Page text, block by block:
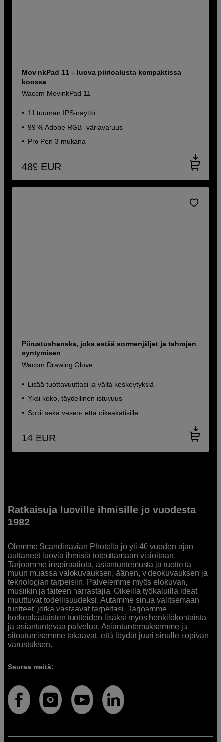
MovinkPad 11 – luova piirtoalusta kompaktissa
koossa
Wacom MovinkPad 11
11 tuuman IPS-näyttö
99 % Adobe RGB -väriavaruus
Pro Pen 3 mukana
489 EUR
Piirustushanska, joka estää sormenjäljet ja tahrojen
syntymisen
Wacom Drawing Glove
Lisää tuottavuuttasi ja vältä keskeytyksiä
Yksi koko, täydellinen istuvuus
Sopii sekä vasen- että oikeakätisille
14 EUR
Ratkaisuja luoville ihmisille jo vuodesta
1982
Olemme Scandinavian Photolla jo yli 40 vuoden ajan
auttaneet luovia ihmisiä toteuttamaan visioitaan.
Tarjoamme inspiraatiota, asiantuntemusta ja tuotteita
muun muassa valokuvauksen, äänen, videokuvauksen ja
teknologian tarpeisiin. Palvelemme myös elokuvan,
musiikin ja taiteen harrastajia. Oikeilla työkaluilla ideat
muuttuvat todellisuudeksi. Autamme sinua valitsemaan
tuotteet, jotka vastaavat tarpeitasi. Tarjoamme
korkealaatuisten tuotteiden lisäksi myös henkilökohtaista
ja asiantuntevaa palvelua. Asiantuntemuksemme ja
sitoutumisemme takaavat, että löydät juuri sinulle sopivan
varustuksen.
Seuraa meitä: